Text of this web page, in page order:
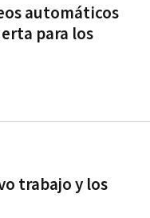
automáticos
para los
trabajo y los